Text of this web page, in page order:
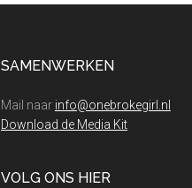
SAMENWERKEN
Mail naar info@onebrokegirl.nl
Download de Media Kit
VOLG ONS HIER